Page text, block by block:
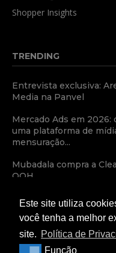
Shopper Insights
TRENDING
Entrevista exclusiva:
Media na Panvel
Mercado Ads em 2026:
uma plataforma de
mensuração...
Mubadala compra a
OOH
Este site utiliza
você tenha a melhor
site. Política de
Função